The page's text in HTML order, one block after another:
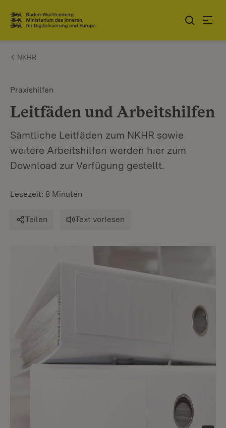
Zum Inhalt springen
Link zur Startseite
NKHR
Praxishilfen
Leitfäden und Arbeitshilfen
Sämtliche Leitfäden zum NKHR sowie
weitere Arbeitshilfen werden hier zum
Download zur Verfügung gestellt.
Lesezeit: 8 Minuten
Teilen Text vorlesen